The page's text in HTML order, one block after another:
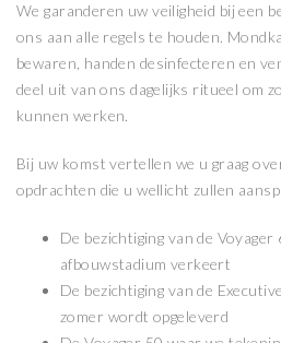
We garanderen uw veiligheid bij een
ons aan alle regels te houden.
bewaren, handen desinfecteren en
deel uit van ons dagelijks ritueel om
kunnen werken.
Bij uw komst vertellen we u graag
opdrachten die u wellicht zullen
De bezichtiging van de Voyager
afbouwstadium verkeert
De bezichtiging van de
zomer wordt opgeleverd